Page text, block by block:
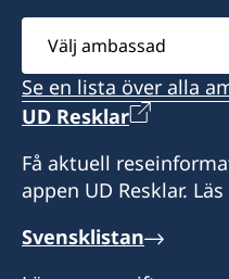
Välj
ambassad
Se en lista över alla
UD Resklar
Få aktuell
appen UD Resklar.
Svensklistan